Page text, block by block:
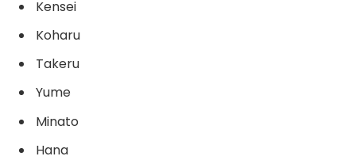
Kensei
Koharu
Takeru
Yume
Minato
Hana